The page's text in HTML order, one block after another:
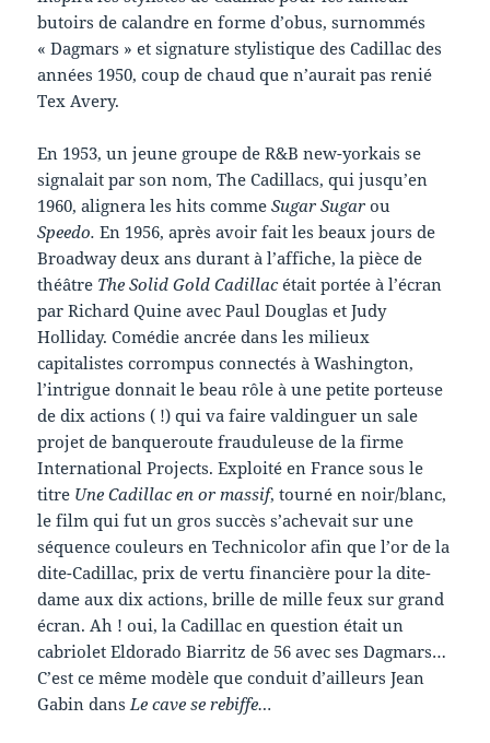
butoirs de calandre en forme d’obus, surnommés
« Dagmars » et signature stylistique des Cadillac des
années 1950, coup de chaud que n’aurait pas renié
Tex Avery.
En 1953, un jeune groupe de R&B new-yorkais se
signalait par son nom, The Cadillacs, qui jusqu’en
1960, alignera les hits commeSugar Sugar ou
Speedo. En 1956, après avoir fait les beaux jours de
Broadway deux ans durant à l’affiche, la pièce de
théâtre The Solid Gold Cadillacétait portée à l’écran
par Richard Quine avec Paul Douglas et Judy
Holliday. Comédie ancrée dans les milieux
capitalistes corrompus connectés à Washington,
l’intrigue donnait le beau rôle à une petite porteuse
de dix actions ( !) qui va faire valdinguer un sale
projet de banqueroute frauduleuse de la firme
International Projects. Exploité en France sous le
titre Une Cadillac en or massif, tourné en noir/blanc,
le film qui fut un gros succès s’achevait sur une
séquence couleurs en Technicolor afin que l’or de la
dite-Cadillac, prix de vertu financière pour la dite-
dame aux dix actions, brille de mille feux sur grand
écran. Ah ! oui, la Cadillac en question était un
cabriolet Eldorado Biarritz de 56 avec ses Dagmars…
C’est ce même modèle que conduit d’ailleurs Jean
Gabin dans Le cave se rebiffe…